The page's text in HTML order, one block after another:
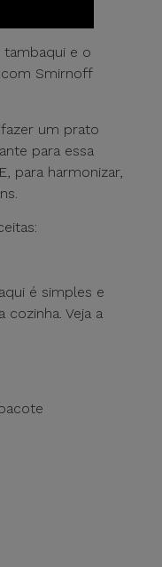
e o
Smirnoff
um prato
para essa
para harmonizar,
é simples e
cozinha. Veja a